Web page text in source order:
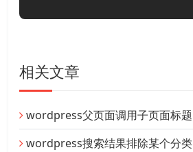
相关文章
wordpress父页面调用子页面标题
wordpress搜索结果排除某个分类